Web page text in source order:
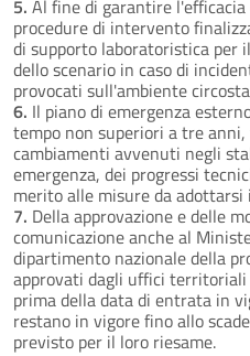
5. Al fine di garantire l'efficacia
procedure di intervento
di supporto laboratoristica per
dello scenario in caso di
provocati sull'ambiente
6. Il piano di emergenza
tempo non superiori a tre
cambiamenti avvenuti negli
emergenza, dei progressi
merito alle misure da
7. Della approvazione e delle
comunicazione anche al
dipartimento nazionale della
approvati dagli uffici
prima della data di entrata in
restano in vigore fino allo
previsto per il loro riesame.